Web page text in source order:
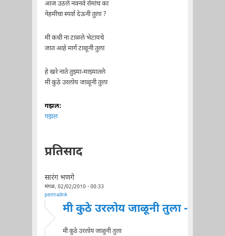
आज उठले नवनवे रोमांच का
नेहमीचा स्पर्श देऊनी तुला ?
मी कधी ना टाळले भेटायचे
जात आहे मार्ग टाळूनी तुला
हे खरे नाते तुझ्या-माझ्यातले
मी कुठे उरलोय जाळूनी तुला
गझल:
गझल
प्रतिसाद
सारंग भणगे
मंगळ, 02/02/2010 - 00:33
permalink
मी कुठे उरलोय जाळूनी तुला -
मी कुठे उरलोय जाळूनी तुला